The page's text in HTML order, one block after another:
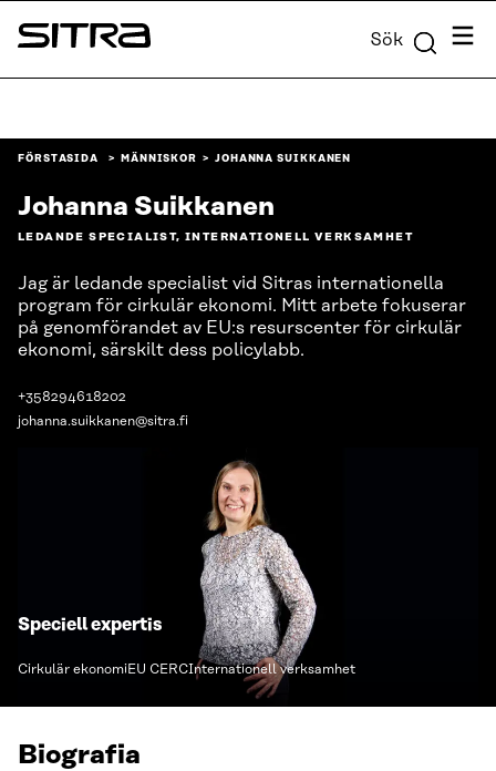
Skip to
content
Sitra Sök Meny
FÖRSTASIDA MÄNNISKOR JOHANNA SUIKKANEN
Johanna Suikkanen
LEDANDE SPECIALIST, INTERNATIONELL VERKSAMHET
Jag är ledande specialist vid Sitras internationella
program för cirkulär ekonomi. Mitt arbete fokuserar
på genomförandet av EU:s resurscenter för cirkulär
ekonomi, särskilt dess policylabb.
+358294618202
johanna.suikkanen@sitra.fi
Speciell expertis
Cirkulär ekonomiEU CERCInternationell verksamhet
Biografia